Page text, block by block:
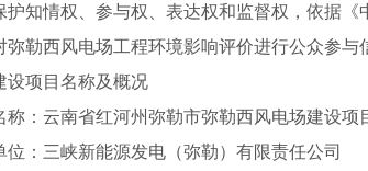
护知情权、参与权、表达权和监督权，依据
弥勒西风电场工程环境影响评价进行公众参
项目名称及概况
云南省红河州弥勒市弥勒西风电场建设项
三峡新能源发电（弥勒）有限责任公司